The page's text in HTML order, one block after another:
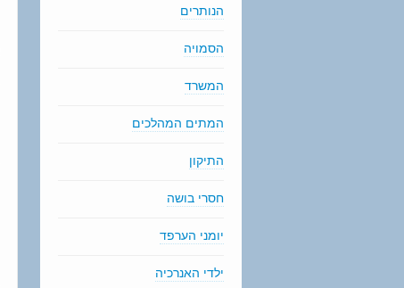
הנותרים
הסמויה
המשרד
המתים המהלכים
התיקון
חסרי בושה
יומני הערפד
ילדי האנרכיה